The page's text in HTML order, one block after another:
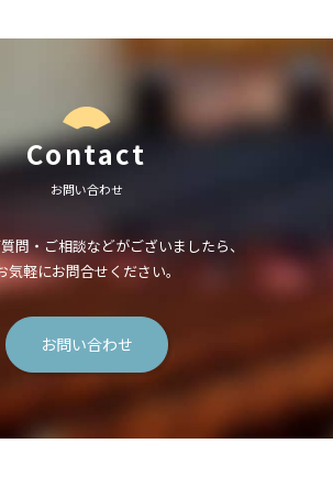
Contact
お問い合わせ
問・ご相談などがございましたら、
気軽にお問合せください。
お問い合わせ